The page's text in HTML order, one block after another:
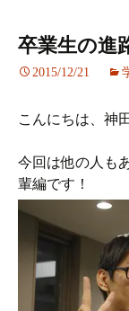
卒業生の進
2015/12/21
こんにちは、神
今回は他の人も
輩編です！